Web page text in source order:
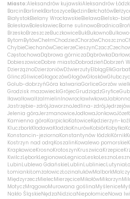
Miasto:Aleksandrów kujawskiAleksandrów Łódzki
BarcinBarlinekBartoszyceBędzinBełchatów
BiałystokBielany WrocławskieBielawaBielsko-
BolesławBolesławiecBorne sulinowoBrodnica
BrzeskoBrzeszczeBuczkowiceBukBukowno
BytomBytówChełmChodzieżChorzówChoszczno
ChybieCiechanówCiecierzeCieszynCzacz
CzęstochowaDąbrowa górniczaDąbrówka
DobieszowiceDobre miastoDobrodzieńDobrzeń
DzierżążnoDzierżoniówDźwierzutyElblągEłk
GlinczGliwiceGłogoczówGłogówGłosków
Golub-dobrzyńGóra kalwariaGorliceGorzów
Grodzisk mazowieckiGrójecGrudziądzGryfice
IławaIłowaIłżaImielinInowrocławIwkowaJabłonna
Jastrzębie-zdrójJaworznoJedlina-zdrójJędrzejów
Jelenia góraJerzmanowiceJodłowaJonkowo
Kamienna góraKarpickoKatowiceKędzierzyn-
KluczborkKłodawaKłodzkoKnurówKobiórKobyłka
Konstancin-jeziornaKonstantynów łódzkiKórnik
Kostrzyn nad odrąKoszalinKowalewo pomorskie
KrapkowiceKrosnoKrotoszynKruszwicaKrzepice
KwilczLęborkLegionowoLegnicaLeskoLeszno
LubinLublewo GdańskieLublinLubliniecLutynia
ŁomiankiŁomżałowiczŁozinałukówMalbork
MiędzyrzeczMielecMierzęciceMikołówMikorzyn
MotyczMrągowoMurowana goślinaMyślenice
Nakło ŚląskieNędzaNidzicaNiepołomiceNowa